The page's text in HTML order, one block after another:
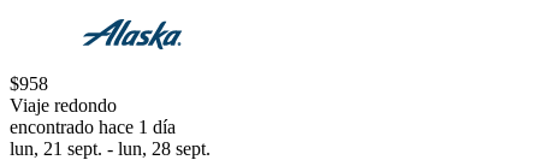
$958
Viaje redondo
encontrado hace 1 día
lun, 21 sept. - lun, 28 sept.